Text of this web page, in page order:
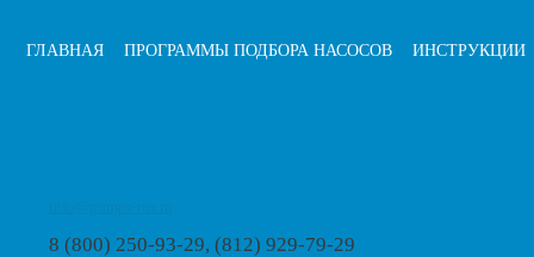
ГЛАВНАЯ ПРОГРАММЫ ПОДБОРА НАСОСОВ ИНСТРУКЦИИ
8 (800) 250-93-29, (812) 929-79-29